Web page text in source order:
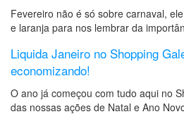
Fevereiro não é só sobre carnaval,
e laranja para nos lembrar da
Liquida Janeiro no Shopping
economizando!
O ano já começou com tudo aqui no
das nossas ações de Natal e Ano